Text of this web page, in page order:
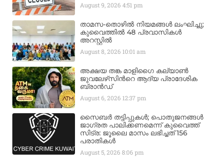
August 9, 20264:51 pm
താമസ-തൊഴിൽ നിയമങ്ങൾ ലംഘിച്ചു;
കുവൈത്തിൽ 48 പ്രവാസികൾ
അറസ്റ്റിൽ
August 8, 2026 10:01 am
അക്ഷയ തങ്ക മാളിഗൈ കല്യാണ്‍
ജുവലേഴ്‌സിന്‍റെ ആദ്യ പ്രാദേശിക
ബ്രാന്‍ഡ്
August 6, 2026 12:37 pm
സൈബർ തട്ടിപ്പുകൾ; പൊതുജനങ്ങൾ
ജാഗ്രത പാലിക്കണമെന്ന് കുവൈത്ത്
സിട്ര: ജൂലൈ മാസം ലഭിച്ചത് 156
പരാതികൾ
August 5, 20268:06 pm